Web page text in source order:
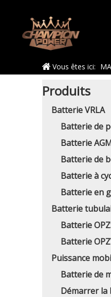
Maison
Vous êtes ici:
Produits
Batterie VRLA
Batterie de
Batterie
Batterie de
Batterie à
Batterie en
Batterie
Batterie
Batterie
Puissance
Batterie de
Démarrer la